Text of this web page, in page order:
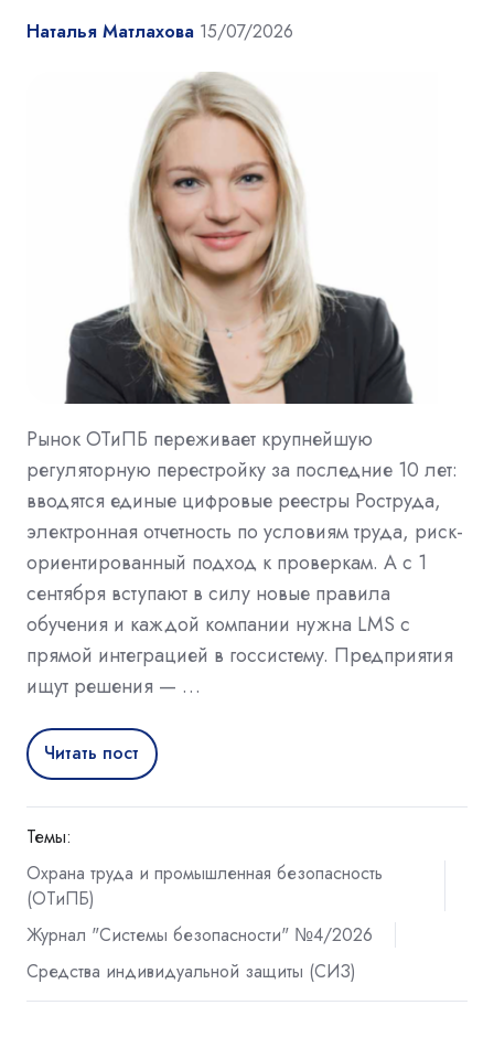
Наталья Матлахова 15/07/2026
Рынок ОТиПБ переживает крупнейшую
регуляторную перестройку за последние 10 лет:
вводятся единые цифровые реестры Роструда,
электронная отчетность по условиям труда, риск-
ориентированный подход к проверкам. А с 1
сентября вступают в силу новые правила
обучения и каждой компании нужна LMS с
прямой интеграцией в госсистему. Предприятия
ищут решения — …
Читать пост
Темы:
Охрана труда и промышленная безопасность
(ОТиПБ)
Журнал "Системы безопасности" №4/2026
Средства индивидуальной защиты (СИЗ)